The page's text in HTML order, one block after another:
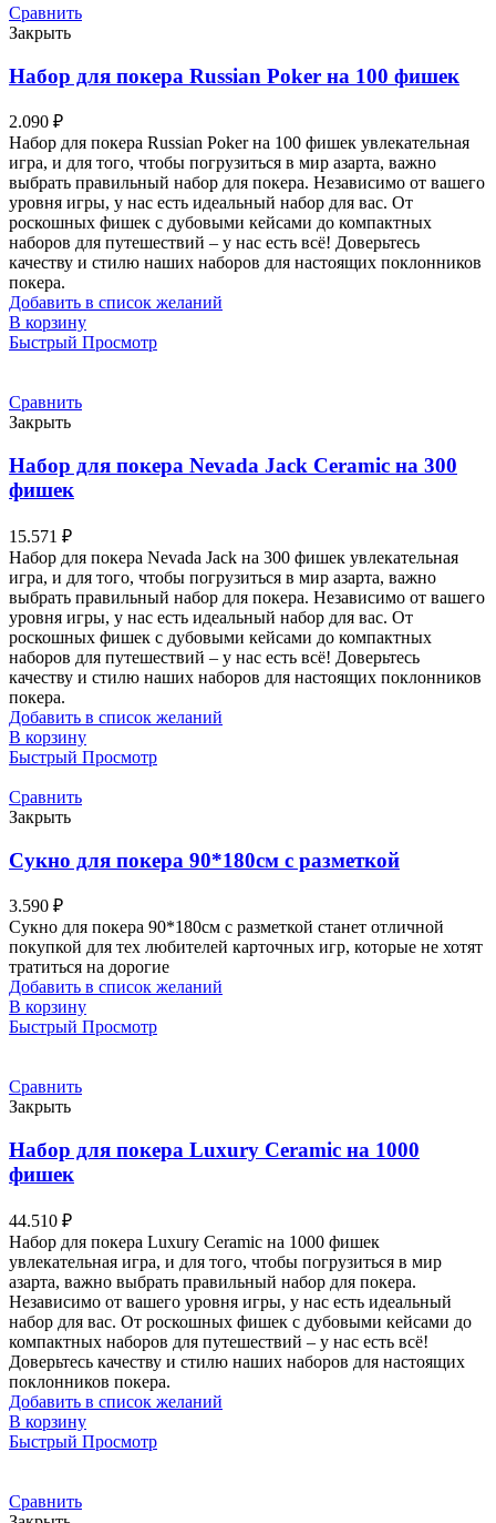
Сравнить
Закрыть
Набор для покера Russian Poker на 100 фишек
2.090 ₽
Набор для покера Russian Poker на 100 фишек увлекательная
игра, и для того, чтобы погрузиться в мир азарта, важно
выбрать правильный набор для покера. Независимо от вашего
уровня игры, у нас есть идеальный набор для вас. От
роскошных фишек с дубовыми кейсами до компактных
наборов для путешествий – у нас есть всё! Доверьтесь
качеству и стилю наших наборов для настоящих поклонников
покера.
Добавить в список желаний
В корзину
Быстрый Просмотр
Сравнить
Закрыть
Набор для покера Nevada Jack Ceramic на 300
фишек
15.571 ₽
Набор для покера Nevada Jack на 300 фишек увлекательная
игра, и для того, чтобы погрузиться в мир азарта, важно
выбрать правильный набор для покера. Независимо от вашего
уровня игры, у нас есть идеальный набор для вас. От
роскошных фишек с дубовыми кейсами до компактных
наборов для путешествий – у нас есть всё! Доверьтесь
качеству и стилю наших наборов для настоящих поклонников
покера.
Добавить в список желаний
В корзину
Быстрый Просмотр
Сравнить
Закрыть
Сукно для покера 90*180см с разметкой
3.590 ₽
Сукно для покера 90*180см с разметкой станет отличной
покупкой для тех любителей карточных игр, которые не хотят
тратиться на дорогие
Добавить в список желаний
В корзину
Быстрый Просмотр
Сравнить
Закрыть
Набор для покера Luxury Ceramic на 1000
фишек
44.510 ₽
Набор для покера Luxury Ceramic на 1000 фишек
увлекательная игра, и для того, чтобы погрузиться в мир
азарта, важно выбрать правильный набор для покера.
Независимо от вашего уровня игры, у нас есть идеальный
набор для вас. От роскошных фишек с дубовыми кейсами до
компактных наборов для путешествий – у нас есть всё!
Доверьтесь качеству и стилю наших наборов для настоящих
поклонников покера.
Добавить в список желаний
В корзину
Быстрый Просмотр
Сравнить